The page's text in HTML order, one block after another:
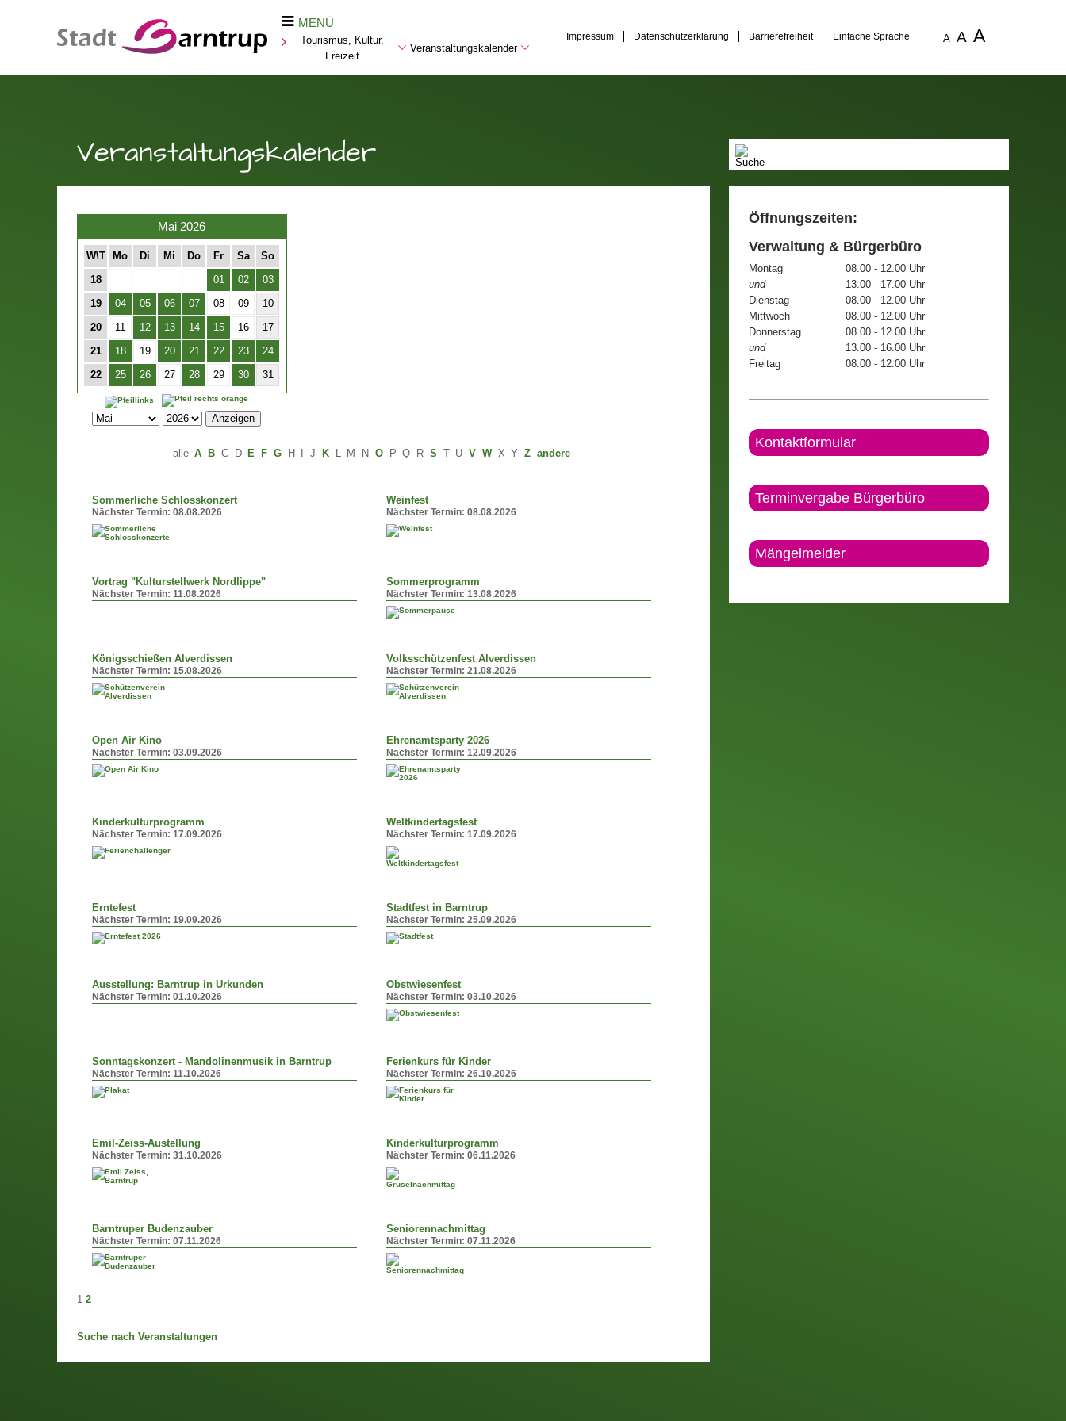
MENÜ
Tourismus, Kultur,
Freizeit
Veranstaltungskalender
Impressum Datenschutzerklärung Barrierefreiheit Einfache Sprache A A A
Veranstaltungskalender
Mai 2026
W\T Mo Di Mi Do Fr Sa So
18 01 02 03
19 04 05 06 07 08 09 10
20 11 12 13 14 15 16 17
21 18 19 20 21 22 23 24
22 25 26 27 28 29 30 31
alle A B C D E F G H J K L M N O P Q R S T U V W X Y Z andere
Sommerliche Schlosskonzert
Nächster Termin: 08.08.2026
Weinfest
Nächster Termin: 08.08.2026
Vortrag "Kulturstellwerk Nordlippe"
Nächster Termin: 11.08.2026
Sommerprogramm
Nächster Termin: 13.08.2026
Königsschießen Alverdissen
Nächster Termin: 15.08.2026
Volksschützenfest Alverdissen
Nächster Termin: 21.08.2026
Open Air Kino
Nächster Termin: 03.09.2026
Ehrenamtsparty 2026
Nächster Termin: 12.09.2026
Kinderkulturprogramm
Nächster Termin: 17.09.2026
Weltkindertagsfest
Nächster Termin: 17.09.2026
Erntefest
Nächster Termin: 19.09.2026
Stadtfest in Barntrup
Nächster Termin: 25.09.2026
Ausstellung: Barntrup in Urkunden
Nächster Termin: 01.10.2026
Obstwiesenfest
Nächster Termin: 03.10.2026
Sonntagskonzert - Mandolinenmusik in Barntrup
Nächster Termin: 11.10.2026
Ferienkurs für Kinder
Nächster Termin: 26.10.2026
Emil-Zeiss-Austellung
Nächster Termin: 31.10.2026
Kinderkulturprogramm
Nächster Termin: 06.11.2026
Barntruper Budenzauber
Nächster Termin: 07.11.2026
Seniorennachmittag
Nächster Termin: 07.11.2026
1 2
Suche nach Veranstaltungen
Öffnungszeiten:
Verwaltung & Bürgerbüro
Montag
08.00 - 12.00 Uhr
und
13.00 - 17.00 Uhr
Dienstag
08.00 - 12.00 Uhr
Mittwoch
08.00 - 12.00 Uhr
Donnerstag
08.00 - 12.00 Uhr
und
13.00 - 16.00 Uhr
Freitag
08.00 - 12:00 Uhr
Kontaktformular
Terminvergabe Bürgerbüro
Mängelmelder